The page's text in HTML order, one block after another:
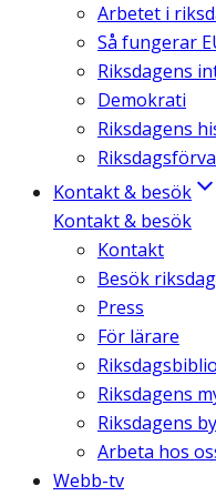
Arbetet i
Så fungerar
Riksdagens
Demokrati
Riksdagens
Kontakt & besök
Kontakt & besök
Kontakt
Besök
Press
För lärare
Riksdagens
Riksdagens
Arbeta hos
Webb-tv